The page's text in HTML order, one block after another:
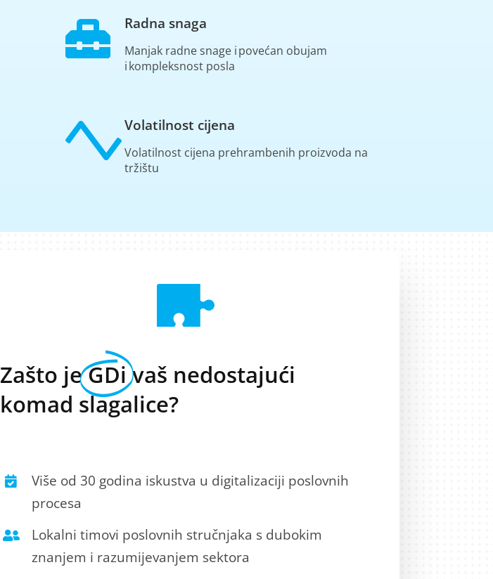
Radna snaga
Manjak radne snage i povećan obujam
i kompleksnost posla
Volatilnost cijena
Volatilnost cijena prehrambenih proizvoda na
tržištu
Zašto jeGDi vaš nedostajući
komad slagalice?
Više od 30 godina iskustva u digitalizaciji poslovnih
procesa
Lokalni timovi poslovnih stručnjaka s dubokim
znanjem i razumijevanjem sektora